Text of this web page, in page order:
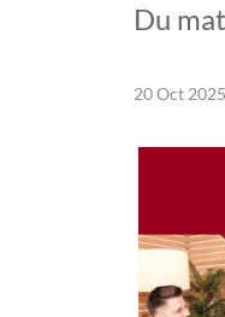
Du
20 Oct 2025